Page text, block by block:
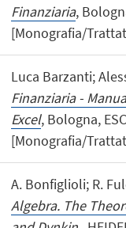
Finanziaria,
[Monografia/
Luca Barzanti;
Finanziaria -
Excel, Bologna,
[Monografia/
A. Bonfiglioli; R.
Algebra. The